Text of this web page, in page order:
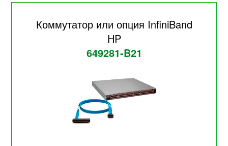
Коммутатор или опция InfiniBand
HP
649281-B21